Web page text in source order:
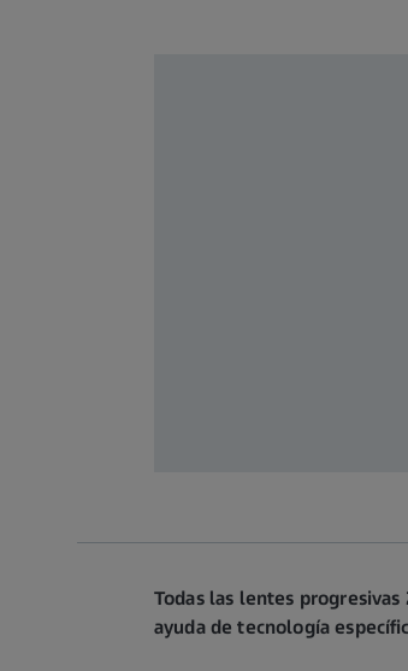
Todas las lentes
ayuda de tecnología